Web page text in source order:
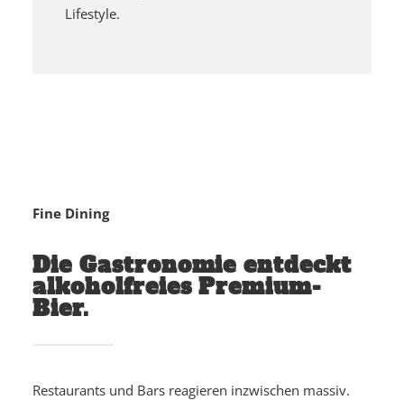
Lifestyle.
Fine Dining
Die Gastronomie entdeckt
alkoholfreies Premium-
Bier.
Restaurants und Bars reagieren inzwischen massiv.